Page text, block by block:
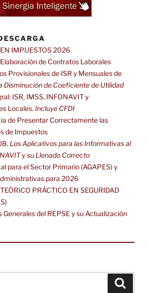
IMPUESTOS 2026
de Contratos Laborales
Provisionales de ISR y Mensuales de
Disminución de Coeficiente de Utilidad
ISR, IMSS, INFONAVIT y
Locales. Incluye CFDI
de Presentar Correctamente las
de Impuestos
Los Aplicativos para las Informativas al
y su Llenado Correcto
para el Sector Primario (AGAPES) y
para 2026
PRÁCTICO EN SEGURIDAD
Generales del REPSE y su Actualización